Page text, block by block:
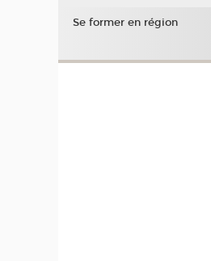
Se former en région